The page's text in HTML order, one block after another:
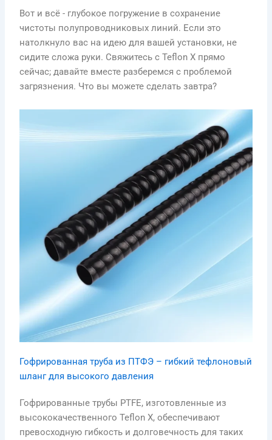
Вот и всё - глубокое погружение в сохранение
чистоты полупроводниковых линий. Если это
натолкнуло вас на идею для вашей установки, не
сидите сложа руки. Свяжитесь с Teflon X прямо
сейчас; давайте вместе разберемся с проблемой
загрязнения. Что вы можете сделать завтра?
Гофрированная труба из ПТФЭ – гибкий тефлоновый
шланг для высокого давления
Гофрированные трубы PTFE, изготовленные из
высококачественного Teflon X, обеспечивают
превосходную гибкость и долговечность для таких